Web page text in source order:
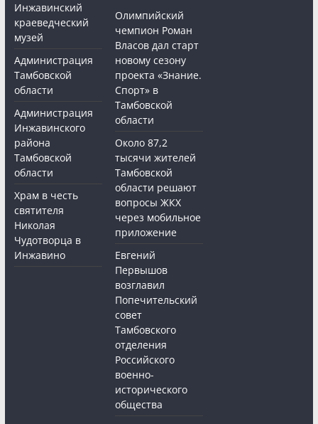
Инжавинский
краеведческий
музей
Администрация
Тамбовской
области
Администрация
Инжавинского
района
Тамбовской
области
Храм в честь
святителя
Николая
Чудотворца в
Инжавино
Олимпийский
чемпион Роман
Власов дал старт
новому сезону
проекта «Знание.
Спорт» в
Тамбовской
области
Около 87,2
тысячи жителей
Тамбовской
области решают
вопросы ЖКХ
через мобильное
приложение
Евгений
Первышов
возглавил
Попечительский
совет
Тамбовского
отделения
Российского
военно-
исторического
общества